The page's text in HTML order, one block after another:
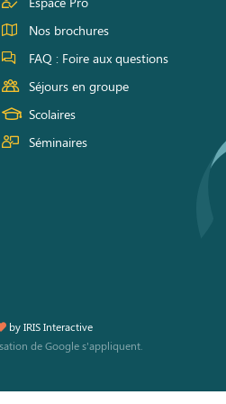
Nos brochures
FAQ : Foire aux questions
Séjours en groupe
Scolaires
Séminaires
byIRIS Interactive
de Google s'appliquent.